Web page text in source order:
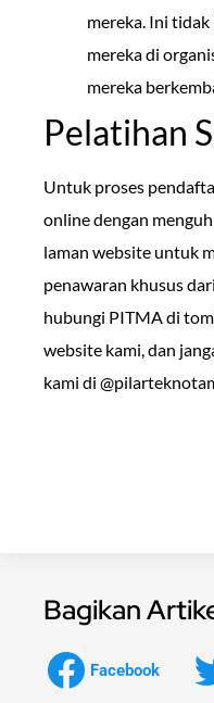
mereka. Ini
mereka di
mereka
Pelatihan
Untuk proses
online dengan
laman website untuk
penawaran khusus
hubungi PITMA di
website kami, dan
kami di
Bagikan
Facebook